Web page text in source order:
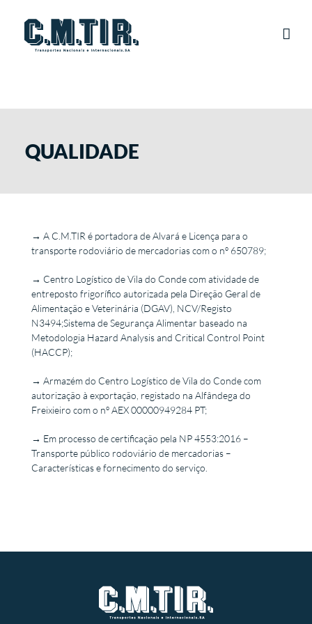
content
QUALIDADE
→ A C.M.TIR é portadora de Alvará e Licença para o
transporte rodoviário de mercadorias com o nº 650789;
→ Centro Logístico de Vila do Conde com atividade de
entreposto frigorífico autorizada pela Direção Geral de
Alimentação e Veterinária (DGAV), NCV/Registo
N3494;Sistema de Segurança Alimentar baseado na
Metodologia Hazard Analysis and Critical Control Point
(HACCP);
→ Armazém do Centro Logístico de Vila do Conde com
autorização à exportação, registado na Alfândega do
Freixieiro com o nº AEX 00000949284 PT;
→ Em processo de certificação pela NP 4553:2016 –
Transporte público rodoviário de mercadorias –
Características e fornecimento do serviço.